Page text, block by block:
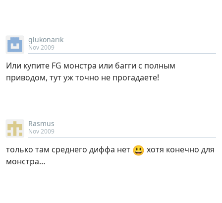
glukonarik
Nov 2009
Или купите FG монстра или багги с полным
приводом, тут уж точно не прогадаете!
Rasmus
Nov 2009
только там среднего диффа нет 😃 хотя конечно для
монстра…